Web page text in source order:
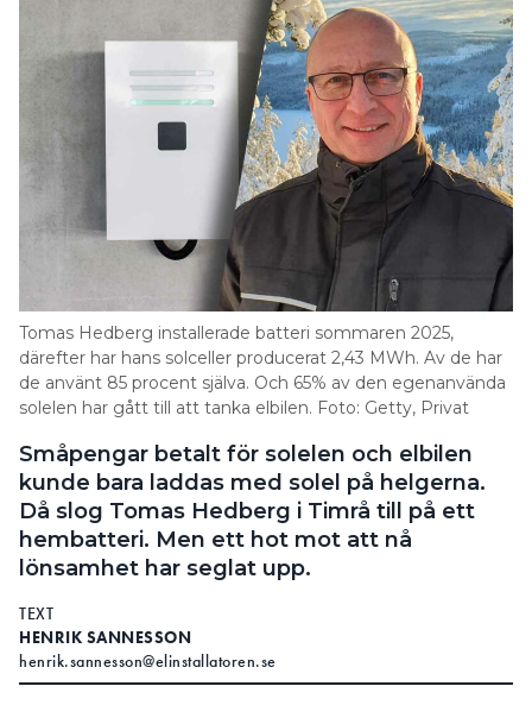
Tomas Hedberg installerade batteri sommaren 2025,
därefter har hans solceller producerat 2,43 MWh. Av de har
de använt 85 procent själva. Och 65% av den egenanvända
solelen har gått till att tanka elbilen. Foto: Getty, Privat
Småpengar betalt för solelen och elbilen
kunde bara laddas med solel på helgerna.
Då slog Tomas Hedberg i Timrå till på ett
hembatteri. Men ett hot mot att nå
lönsamhet har seglat upp.
TEXT
HENRIK SANNESSON
henrik.sannesson@elinstallatoren.se